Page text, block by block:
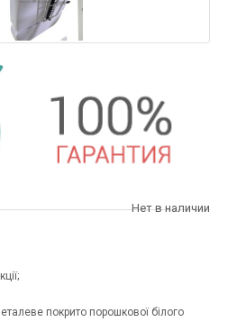
Нет в наличии
покрито порошкової білого